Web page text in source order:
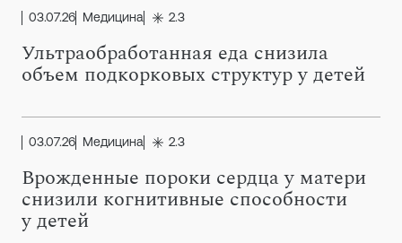
03.07.26 Медицина 2.3
Ультраобработанная еда снизила
объем подкорковых структур у детей
03.07.26 Медицина 2.3
Врожденные пороки сердца у матери
снизили когнитивные способности
у детей